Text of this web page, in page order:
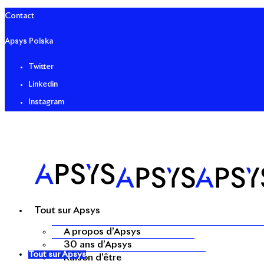
Contact
Apsys Polska
Twitter
Linkedin
Instagram
Tout sur Apsys
A propos d’Apsys
30 ans d’Apsys
Raison d’être
Tout sur Apsys